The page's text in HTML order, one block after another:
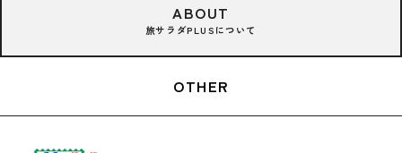
ABOUT
旅サラダPLUSについて
OTHER